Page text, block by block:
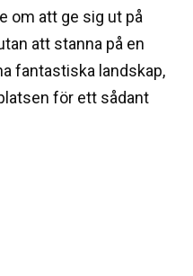
om att ge sig ut på
att stanna på en
fantastiska landskap,
för ett sådant